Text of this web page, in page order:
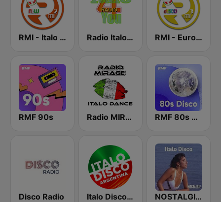
RMI - Italo Disco New Generation Radio Italo4you RMI - Euro Disco
RMF 90s Radio MIRAGE RMF 80s disco
Disco Radio Italo Disco Argentina NOSTALGIE ITALO DISCO